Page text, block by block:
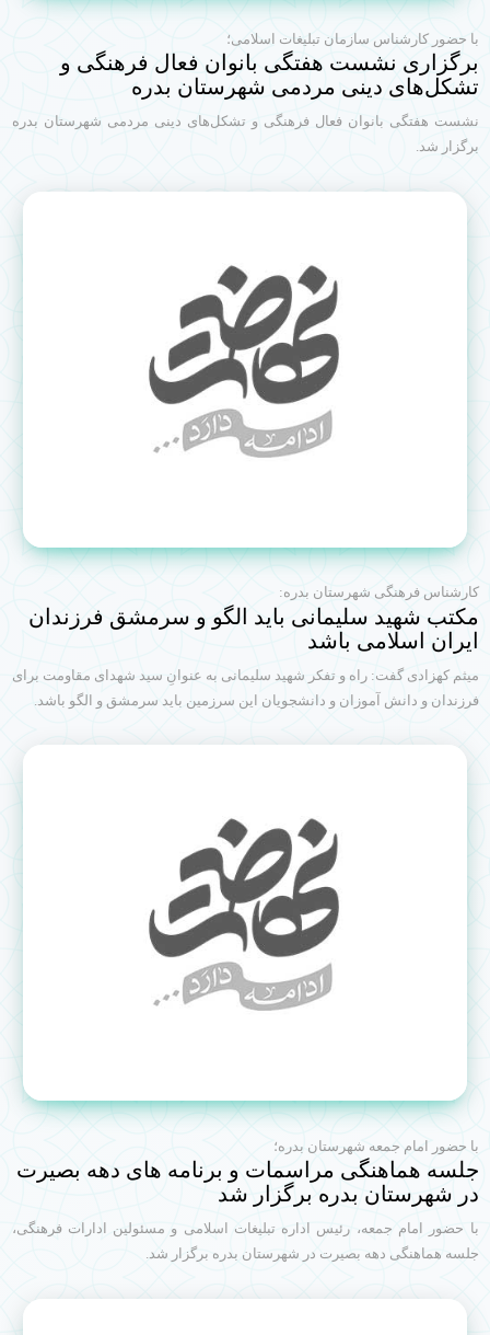
با حضور کارشناس سازمان تبلیغات اسلامی؛
برگزاری نشست هفتگی بانوان فعال فرهنگی و
تشکل‌های دینی مردمی شهرستان بدره
نشست هفتگی بانوان فعال فرهنگی و تشکل‌های دینی مردمی شهرستان بدره
برگزار شد.
کارشناس فرهنگی شهرستان بدره:
مکتب شهید سلیمانی باید الگو و سرمشق فرزندان
ایران اسلامی باشد
میثم کهزادی گفت: راه و تفکر شهید سلیمانی به عنوانِ سید شهدای مقاومت برای
فرزندان و دانش آموزان و دانشجویان این سرزمین باید سرمشق و الگو باشد.
با حضور امام جمعه شهرستان بدره؛
جلسه هماهنگی مراسمات و برنامه های دهه بصیرت
در شهرستان بدره برگزار شد
با حضور امام جمعه، رئیس اداره تبلیغات اسلامی و مسئولین ادارات فرهنگی،
جلسه هماهنگی دهه بصیرت در شهرستان بدره برگزار شد.